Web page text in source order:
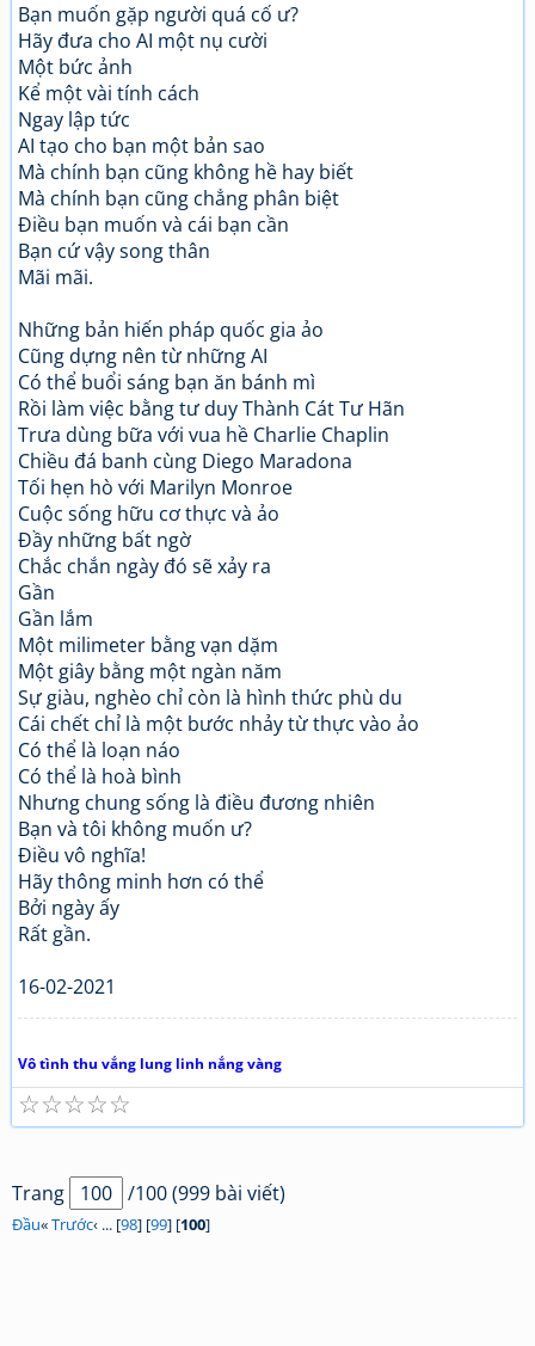
Bạn muốn gặp người quá cố ư?
Hãy đưa cho AI một nụ cười
Một bức ảnh
Kể một vài tính cách
Ngay lập tức
AI tạo cho bạn một bản sao
Mà chính bạn cũng không hề hay biết
Mà chính bạn cũng chẳng phân biệt
Điều bạn muốn và cái bạn cần
Bạn cứ vậy song thân
Mãi mãi.
Những bản hiến pháp quốc gia ảo
Cũng dựng nên từ những AI
Có thể buổi sáng bạn ăn bánh mì
Rồi làm việc bằng tư duy Thành Cát Tư Hãn
Trưa dùng bữa với vua hề Charlie Chaplin
Chiều đá banh cùng Diego Maradona
Tối hẹn hò với Marilyn Monroe
Cuộc sống hữu cơ thực và ảo
Đầy những bất ngờ
Chắc chắn ngày đó sẽ xảy ra
Gần
Gần lắm
Một milimeter bằng vạn dặm
Một giây bằng một ngàn năm
Sự giàu, nghèo chỉ còn là hình thức phù du
Cái chết chỉ là một bước nhảy từ thực vào ảo
Có thể là loạn náo
Có thể là hoà bình
Nhưng chung sống là điều đương nhiên
Bạn và tôi không muốn ư?
Điều vô nghĩa!
Hãy thông minh hơn có thể
Bởi ngày ấy
Rất gần.
16-02-2021
Vô tình thu vắng lung linh nắng vàng
☆
☆
☆
☆
☆
Trang /100 (999 bài viết)
Đầu«Trước‹ ... [98] [99] [100]